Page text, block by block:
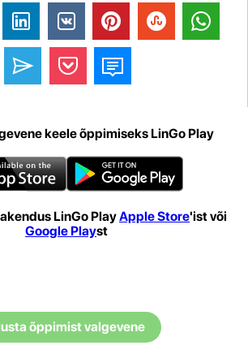
keele õppimiseks LinGo Play
LinGo PlayApple Store'ist või
Google Playst
õppimist valgevene